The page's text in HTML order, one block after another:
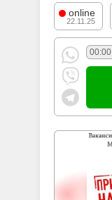
online
22.11.25
00:00